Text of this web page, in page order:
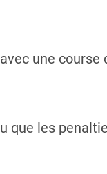
une
que les